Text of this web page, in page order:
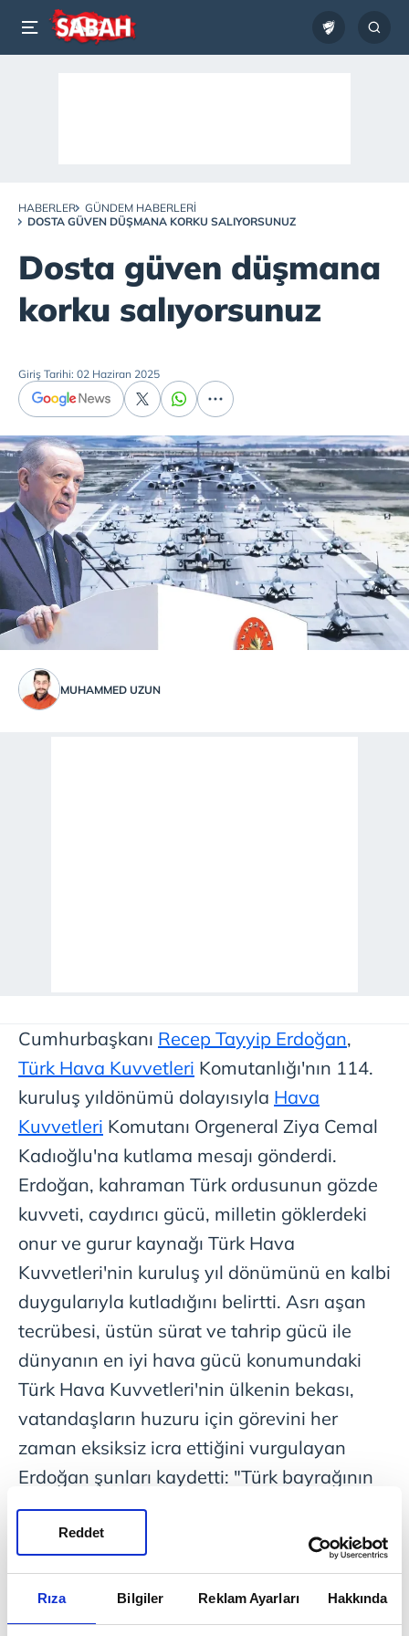
Rıza Bilgiler Reklam Ayarları Hakkında
Reddet
HABERLER
GÜNDEM HABERLERI
DOSTA GÜVEN DÜŞMANA KORKU SALIYORSUNUZ
Dosta güven düşmana
korku salıyorsunuz
Giriş Tarihi: 02 Haziran 2025
MUHAMMED UZUN
Cumhurbaşkanı Recep Tayyip Erdoğan,
Türk Hava Kuvvetleri Komutanlığı'nın 114.
kuruluş yıldönümü dolayısıyla Hava
Kuvvetleri Komutanı Orgeneral Ziya Cemal
Kadıoğlu'na kutlama mesajı gönderdi.
Erdoğan, kahraman Türk ordusunun gözde
kuvveti, caydırıcı gücü, milletin göklerdeki
onur ve gurur kaynağı Türk Hava
Kuvvetleri'nin kuruluş yıl dönümünü en kalbi
duygularıyla kutladığını belirtti. Asrı aşan
tecrübesi, üstün sürat ve tahrip gücü ile
dünyanın en iyi hava gücü konumundaki
Türk Hava Kuvvetleri'nin ülkenin bekası,
vatandaşların huzuru için görevini her
zaman eksiksiz icra ettiğini vurgulayan
Erdoğan şunları kaydetti: "Türk bayrağının
âdeta göklerdeki sarsılmaz, yıkılmaz gönderi
olan Türk Hava Kuvvetlerimiz; teknolojisine
yapılan yatırımlar, insan kaynaklarının
kalitesini artırmaya yönelik faaliyetler ve
milletimizin kendilerine duyduğu güvenle